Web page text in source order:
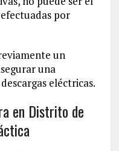
por
un
una
eléctricas.
en Distrito de